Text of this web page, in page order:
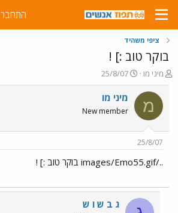
התחבר
ציפי משהיד
בוקר טוב :] !
פ
ו
ת
ח
ה
ש
מיני מו
פ
ו
ר
ם
ר
25/8/07
מ מיני מו
New member
25/8/07
../images/Emo55.gif בוקר טוב :] !
ג ב ש ו ש